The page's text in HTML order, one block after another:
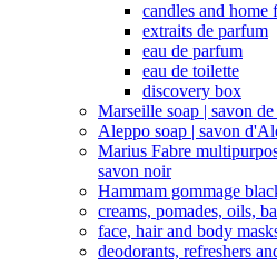
candles and home
extraits de parfum
eau de parfum
eau de toilette
discovery box
Marseille soap | savon
Aleppo soap | savon
Marius Fabre
savon noir
Hammam gommage
creams, pomades, oils,
face, hair and body
deodorants, refreshers